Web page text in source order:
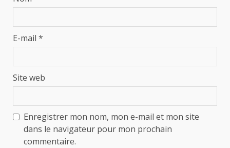
E-mail *
Site web
Enregistrer mon nom, mon e-mail et mon site
dans le navigateur pour mon prochain
commentaire.